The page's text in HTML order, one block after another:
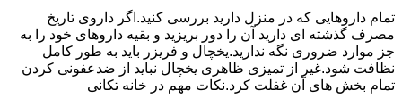
تمام داروهایی که در منزل دارید بررسی کنید.اگر داروی تاریخ
مصرف گذشته ای دارید آن را دور بریزید و بقیه داروهای خود را به
جز موارد ضروری نگه ندارید.یخچال و فریزر باید به طور کامل
نظافت شود.غیر از تمیزی ظاهری یخچال نباید از ضدعفونی کردن
تمام بخش های آن غفلت کرد.نکات مهم در خانه تکانی